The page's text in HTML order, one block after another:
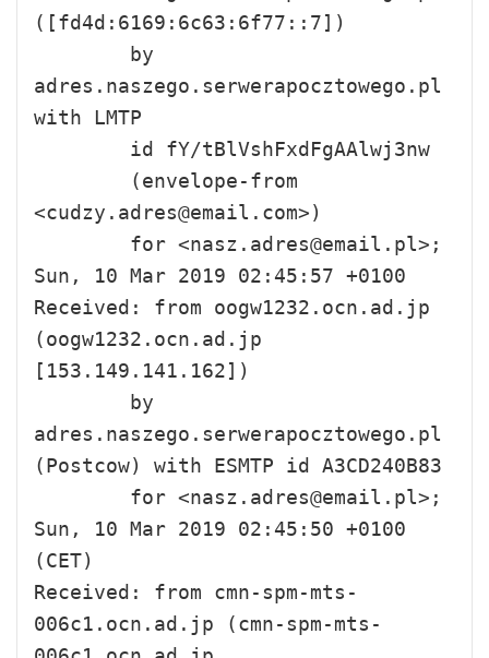
([fd4d:6169:6c63:6f77::7])
adres.naszego.serwerapocztowego.pl
with LMTP
<cudzy.adres@email.com>)
Sun, 10 Mar 2019 02:45:57 +0100
Received: from oogw1232.ocn.ad.jp
(oogw1232.ocn.ad.jp
[153.149.141.162])
adres.naszego.serwerapocztowego.pl
(Postcow) with ESMTP id A3CD240B83
Sun, 10 Mar 2019 02:45:50 +0100
(CET)
Received: from cmn-spm-mts-
006c1.ocn.ad.jp (cmn-spm-mts-